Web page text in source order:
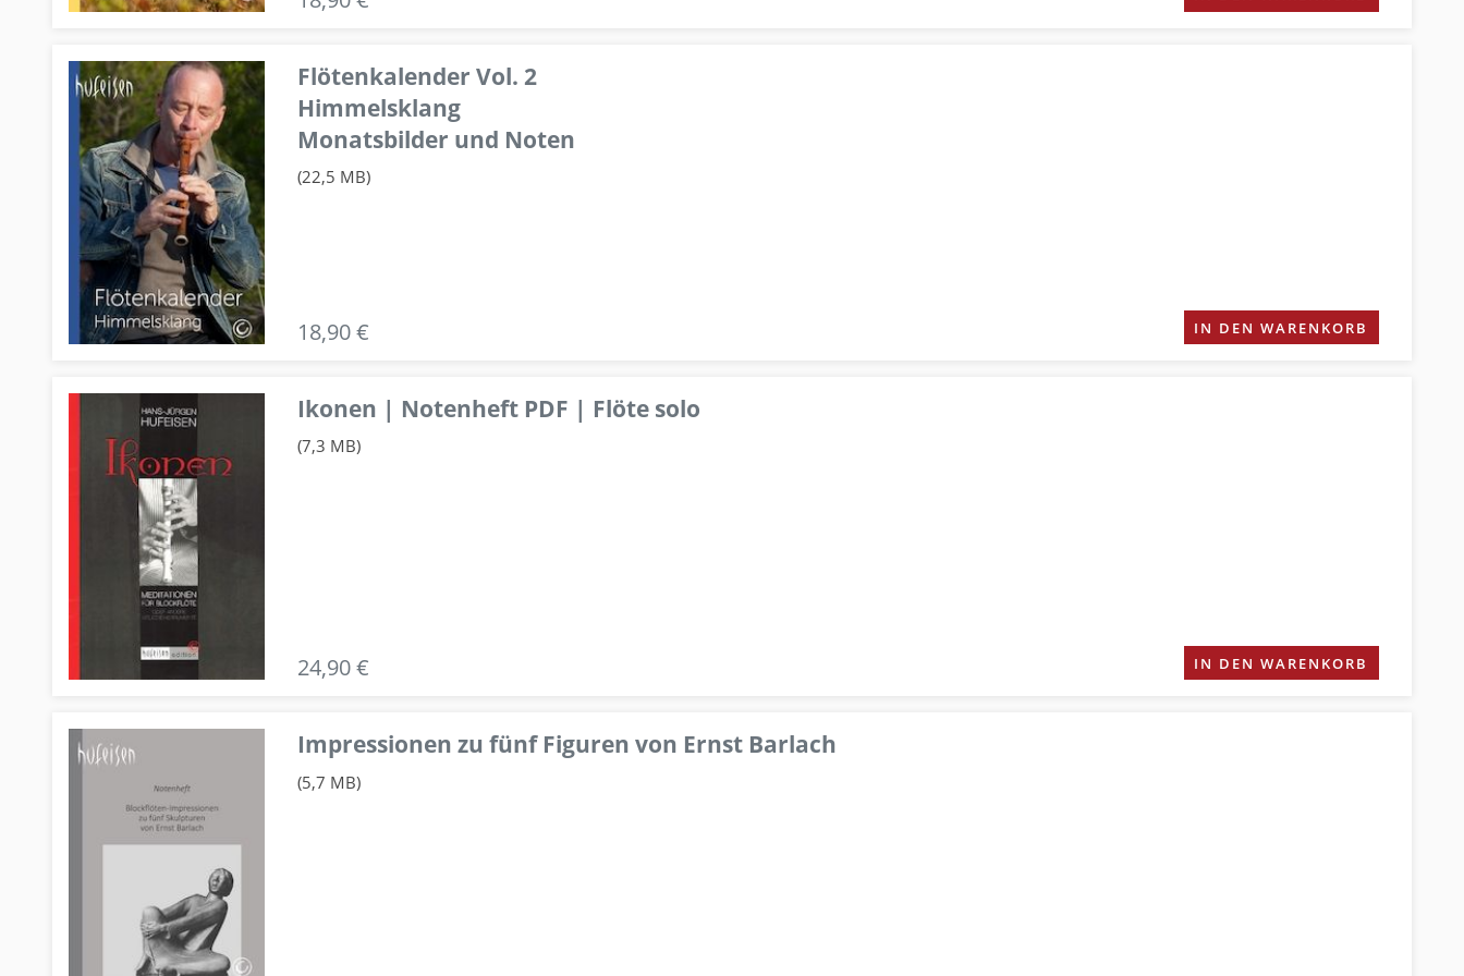
Flötenkalender Vol. 2
Himmelsklang
Monatsbilder und Noten
(22,5 MB)
18,90 € IN DEN WARENKORB
Ikonen | Notenheft PDF | Flöte solo
(7,3 MB)
24,90 € IN DEN WARENKORB
Impressionen zu fünf Figuren von Ernst Barlach
(5,7 MB)